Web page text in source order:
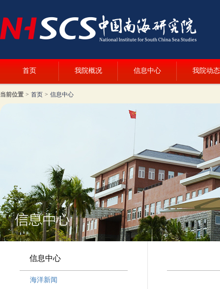
首页 我院概况 信息中心 我院动态
当前位置 > 首页 > 信息中心
信息中心
海洋新闻